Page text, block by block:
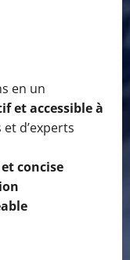
en un
et accessible à
d’experts
concise